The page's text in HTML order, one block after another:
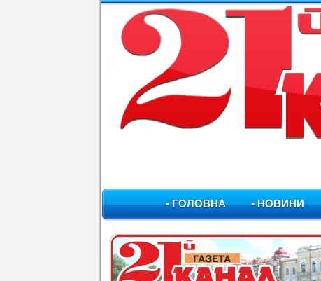
• ГОЛОВНА • НОВИНИ